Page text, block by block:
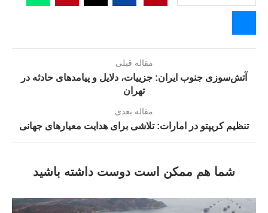
مقاله قبلی
آتش‌سوزی جنوب ایران: جزيیات، دلایل و پیامدهای حادثه در
تهران
مقاله بعدی
تنظیم کریپتو در امارات: تلاشی برای هدایت معیارهای جهانی
شما هم ممکن است دوست داشته باشید